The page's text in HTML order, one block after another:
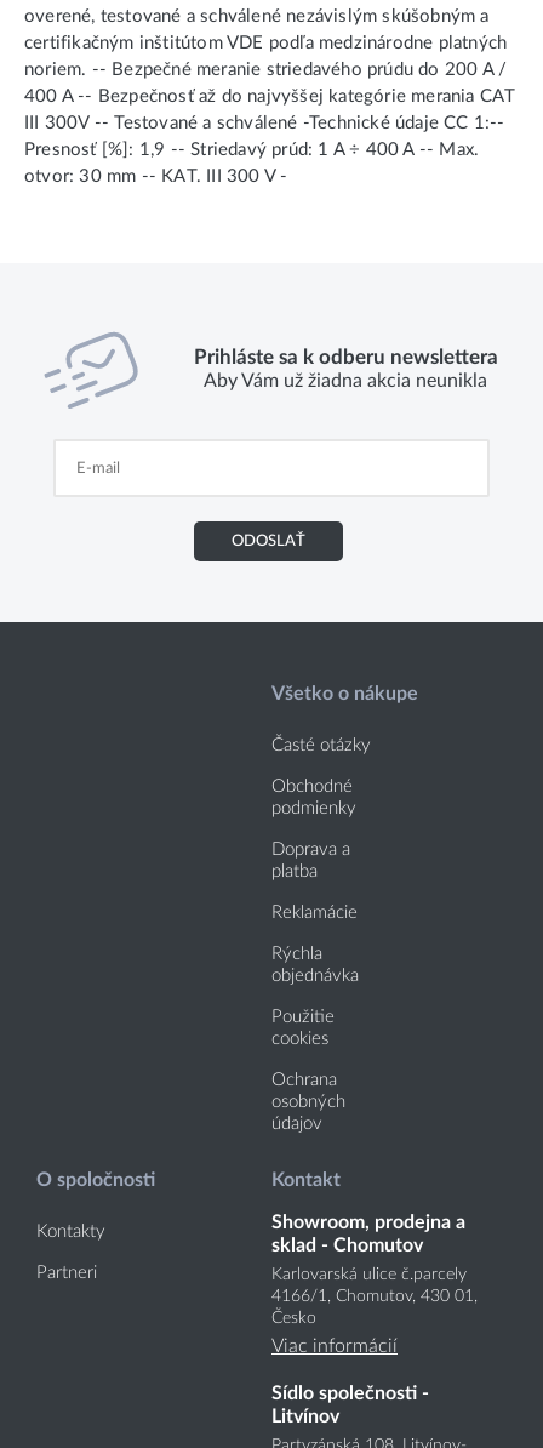
overené, testované a schválené nezávislým skúšobným a
certifikačným inštitútom VDE podľa medzinárodne platných
noriem. -- Bezpečné meranie striedavého prúdu do 200 A /
400 A -- Bezpečnosť až do najvyššej kategórie merania CAT
III 300V -- Testované a schválené -Technické údaje CC 1:--
Presnosť [%]: 1,9 -- Striedavý prúd: 1 A ÷ 400 A -- Max.
otvor: 30 mm -- KAT. III 300 V -
Prihláste sa k odberu newslettera
Aby Vám už žiadna akcia neunikla
ODOSLAŤ
Všetko o nákupe
Časté otázky
Obchodné
podmienky
Doprava a
platba
Reklamácie
Rýchla
objednávka
Použitie
cookies
Ochrana
osobných
údajov
O spoločnosti
Kontakty
Partneri
Kontakt
Showroom, prodejna a
sklad - Chomutov
Karlovarská ulice č.parcely
4166/1, Chomutov, 430 01,
Česko
Viac informácií
Sídlo společnosti -
Litvínov